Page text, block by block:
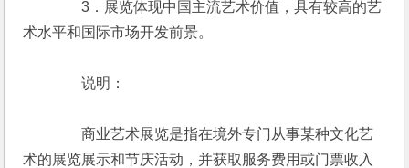
3．展览体现中国主流艺术价值，具有较高的艺
术水平和国际市场开发前景。
说明：
商业艺术展览是指在境外专门从事某种文化艺
术的展览展示和节庆活动，并获取服务费用或门票收入